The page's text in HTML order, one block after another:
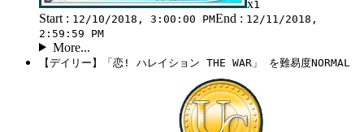
x1
Start : 12/10/2018, 3:00:00 PMEnd : 12/11/2018,
2:59:59 PM
More...
【デイリー】「恋! ハレイション THE WAR」 を難易度NORMAL